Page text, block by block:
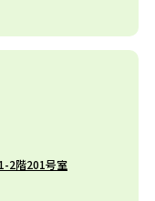
2階201号室